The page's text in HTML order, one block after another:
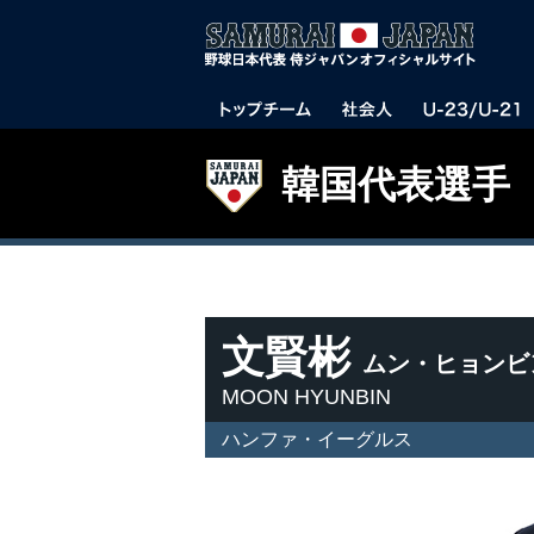
韓国代表選手
文賢彬 ムン・ヒョン
MOON HYUNBIN
ハンファ・イーグルス